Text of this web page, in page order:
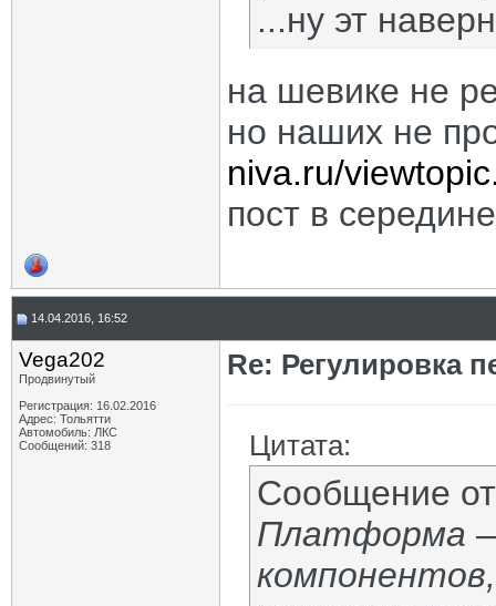
...ну эт
на шевике не
но наших не
niva.ru/
пост в
14.04.2016, 16:52
Vega202
Продвинутый
Регистрация: 16.02.2016
Адрес: Тольятти
Автомобиль: ЛКС
Сообщений: 318
Re: Регулировка
Цитата:
Сообщение
Платформа —